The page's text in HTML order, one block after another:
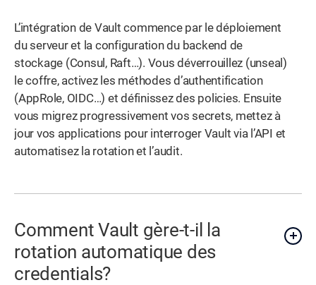
L’intégration de Vault commence par le déploiement
du serveur et la configuration du backend de
stockage (Consul, Raft…). Vous déverrouillez (unseal)
le coffre, activez les méthodes d’authentification
(AppRole, OIDC…) et définissez des policies. Ensuite
vous migrez progressivement vos secrets, mettez à
jour vos applications pour interroger Vault via l’API et
automatisez la rotation et l’audit.
Comment Vault gère-t-il la
rotation automatique des
credentials?